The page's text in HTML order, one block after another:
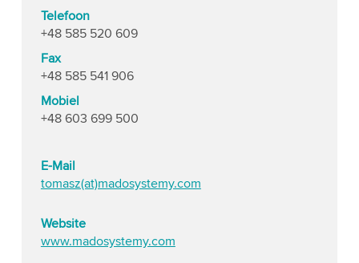
Telefoon
+48 585 520 609
Fax
+48 585 541 906
Mobiel
+48 603 699 500
E-Mail
tomasz(at)madosystemy.com
Website
www.madosystemy.com